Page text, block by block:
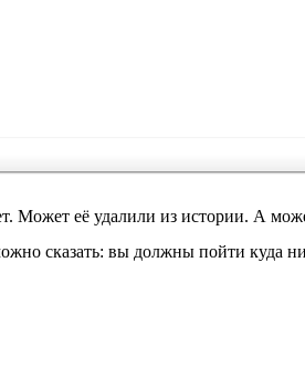
Может её удалили из истории. А
сказать: вы должны пойти куда